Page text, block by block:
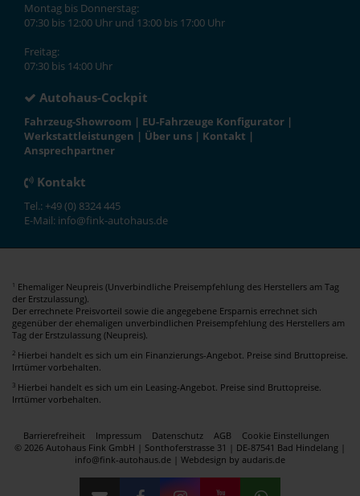
Montag bis Donnerstag:
07:30 bis 12:00 Uhr und 13:00 bis 17:00 Uhr
Freitag:
07:30 bis 14:00 Uhr
Autohaus-Cockpit
Fahrzeug-Showroom | EU-Fahrzeuge Konfigurator |
Werkstattleistungen | Über uns | Kontakt |
Ansprechpartner
Kontakt
Tel.: +49 (0) 8324 445
E-Mail: info@fink-autohaus.de
1 Ehemaliger Neupreis (Unverbindliche Preisempfehlung des Herstellers am Tag
der Erstzulassung).
Der errechnete Preisvorteil sowie die angegebene Ersparnis errechnet sich
gegenüber der ehemaligen unverbindlichen Preisempfehlung des Herstellers am
Tag der Erstzulassung (Neupreis).
2 Hierbei handelt es sich um ein Finanzierungs-Angebot. Preise sind Bruttopreise.
Irrtümer vorbehalten.
3 Hierbei handelt es sich um ein Leasing-Angebot. Preise sind Bruttopreise.
Irrtümer vorbehalten.
Barrierefreiheit Impressum Datenschutz AGB
Cookie Einstellungen
© 2026 Autohaus Fink GmbH | Sonthoferstrasse 31 | DE-87541 Bad Hindelang |
info@fink-autohaus.de | Webdesign by audaris.de